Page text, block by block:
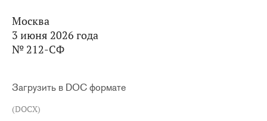
Москва
3 июня 2026 года
№ 212-СФ
Загрузить в DOC формате
(DOCX)